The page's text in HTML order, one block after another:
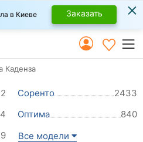
в Киеве Заказать ×
Каденза
Соренто
2433
Оптима
840
Все модели